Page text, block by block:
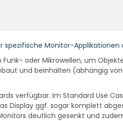
spezifische Monitor-
oder Mikrowellen, um
und beinhalten (abhängig
verfügbar. Im Standard Use
Display ggf. sogar komplett
deutlich gesenkt und